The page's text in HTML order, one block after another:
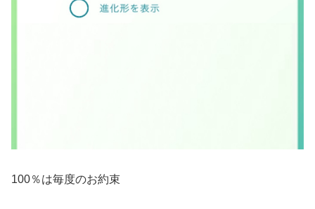
100％は毎度のお約束